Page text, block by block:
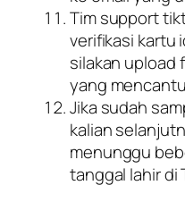
Tim support
verifikasi kartu
silakan upload
yang
Jika sudah
kalian
menunggu
tanggal lahir di